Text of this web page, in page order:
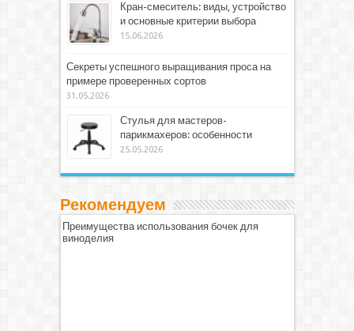
Кран-смеситель: виды, устройство
и основные критерии выбора
15.06.2026
Секреты успешного выращивания проса на
примере проверенных сортов
31.05.2026
Стулья для мастеров-
парикмахеров: особенности
25.05.2026
Рекомендуем
Преимущества использования бочек для
виноделия